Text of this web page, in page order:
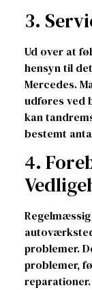
3.
Ud over at
hensyn til
Mercedes.
udføres ved
kan
bestemt
4.
problemer.
problemer,
reparationer.